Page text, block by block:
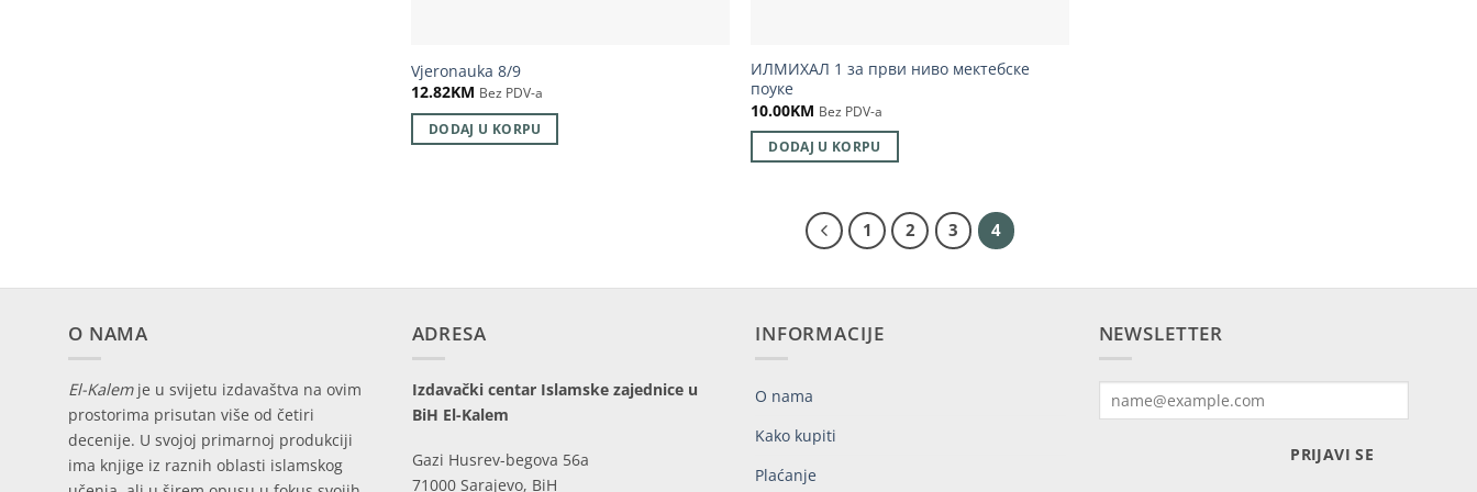
Vjeronauka 8/9
12.82KM Bez PDV-a
DODAJ U KORPU
ИЛМИХАЛ 1 за први ниво мектебске
поуке
10.00KM Bez PDV-a
DODAJ U KORPU
1 2 3 4
O NAMA
El-Kalemje u svijetu izdavaštva na ovim
prostorima prisutan više od četiri
decenije. U svojoj primarnoj produkciji
ima knjige iz raznih oblasti islamskog
ADRESA
Izdavački centar Islamske zajednice u
BiH El-Kalem
Gazi Husrev-begova 56a
71000 Sarajevo, BiH
INFORMACIJE
O nama
Kako kupiti
Plaćanje
NEWSLETTER
PRIJAVI SE